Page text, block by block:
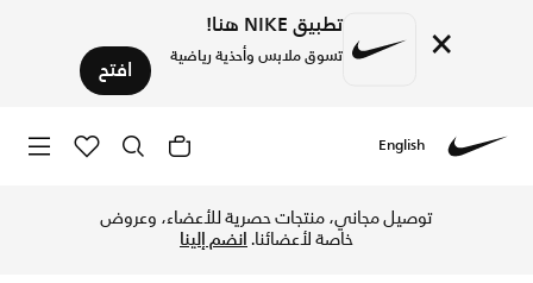
× تطبيق NIKE هنا!
تسوق ملابس وأحذية رياضية افتح
English
توصيل مجاني، منتجات حصرية للأعضاء، وعروض
خاصة لأعضائنا.انضم إلينا